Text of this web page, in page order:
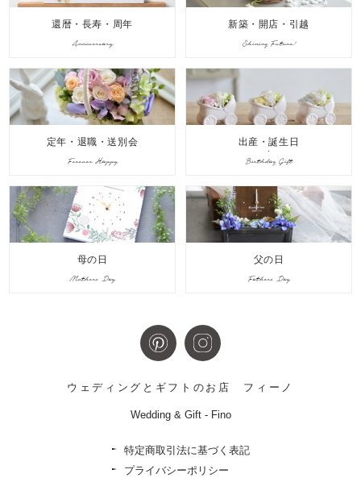
還暦・長寿・周年
Anniversary
新築・開店・引越
Shining Future!
定年・退職・送別会
Forever Happy
出産・誕生日
Birthday Gift
母の日
Mothers Day
父の日
Fathers Day
ウェディングとギフトのお店 フィーノ
Wedding & Gift - Fino
特定商取引法に基づく表記
プライバシーポリシー